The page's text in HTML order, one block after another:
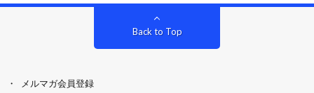
Back to Top
メルマガ会員登録